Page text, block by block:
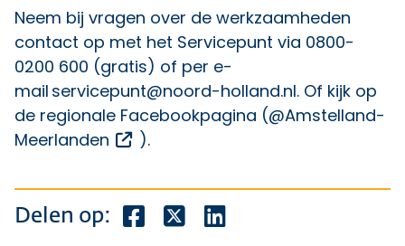
Neem bij vragen over de werkzaamheden
contact op met het Servicepunt via 0800-
0200 600 (gratis) of per e-
mail servicepunt@noord-holland.nl. Of kijk op
de regionale Facebookpagina (@Amstelland-
Meerlanden
Opent een externe link
).
Delen op: Deel dit bericht op Facebook
Deel dit bericht op X